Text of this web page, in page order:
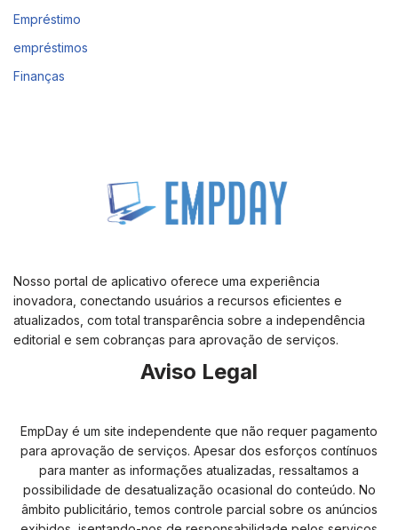
Empréstimo
empréstimos
Finanças
Nosso portal de aplicativo oferece uma experiência
inovadora, conectando usuários a recursos eficientes e
atualizados, com total transparência sobre a independência
editorial e sem cobranças para aprovação de serviços.
Aviso Legal
EmpDay é um site independente que não requer pagamento
para aprovação de serviços. Apesar dos esforços contínuos
para manter as informações atualizadas, ressaltamos a
possibilidade de desatualização ocasional do conteúdo. No
âmbito publicitário, temos controle parcial sobre os anúncios